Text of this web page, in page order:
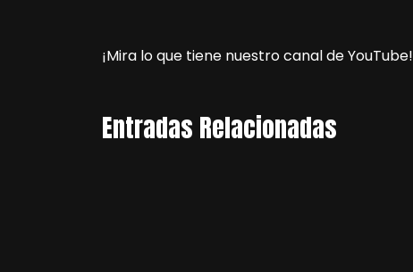
¡Mira lo que tiene nuestro canal de YouTube!
Entradas Relacionadas